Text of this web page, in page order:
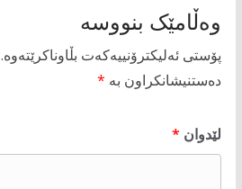
وەڵامێک بنووسە
پۆستی ئەلیکترۆنییەکەت بڵاوناکرێتەوە.
دەستنیشانکراون بە *
لێدوان *